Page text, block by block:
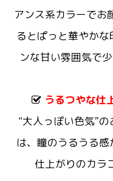
アンス系カラーでお
るとぱっと華やか
ンな甘い雰囲気で
うるつやな仕
“大人っぽい色気”
は、瞳のうるうる
仕上がりのカラ